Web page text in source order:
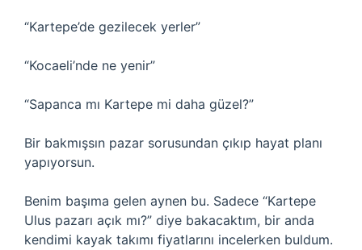
“Kartepe’de gezilecek yerler”
“Kocaeli’nde ne yenir”
“Sapanca mı Kartepe mi daha güzel?”
Bir bakmışsın pazar sorusundan çıkıp hayat planı
yapıyorsun.
Benim başıma gelen aynen bu. Sadece “Kartepe
Ulus pazarı açık mı?” diye bakacaktım, bir anda
kendimi kayak takımı fiyatlarını incelerken buldum.